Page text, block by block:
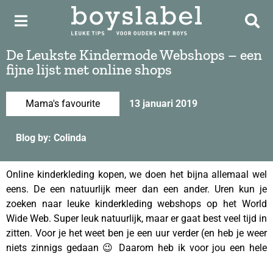
De Leukste Kindermode Webshops – een
fijne lijst met online shops
Mama's favourite 13 januari 2019
Blog by: Colinda
Online kinderkleding kopen, we doen het bijna allemaal wel
eens. De een natuurlijk meer dan een ander. Uren kun je
zoeken naar leuke kinderkleding webshops op het World
Wide Web. Super leuk natuurlijk, maar er gaat best veel tijd in
zitten. Voor je het weet ben je een uur verder (en heb je weer
niets zinnigs gedaan 😉 Daarom heb ik voor jou een hele